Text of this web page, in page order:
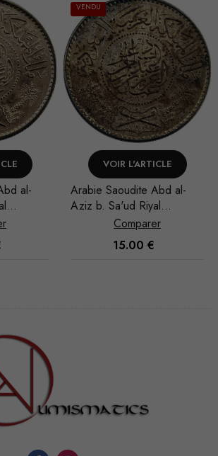
al-
VENDU
VOIR L'ARTICLE
Arabie Saoudite Abd al-
Aziz b. Sa'ud Riyal
1948/AH 1367
Comparer
15.00 €
fonctionnement